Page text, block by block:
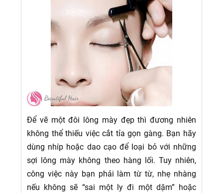
Để vẽ một đôi lông mày đẹp thì đương nhiên
không thể thiếu việc cắt tỉa gọn gàng. Bạn hãy
dùng nhíp hoặc dao cạo để loại bỏ với những
sợi lông mày không theo hàng lối. Tuy nhiên,
công việc này bạn phải làm từ từ, nhẹ nhàng
nếu không sẽ “sai một ly đi một dặm” hoặc